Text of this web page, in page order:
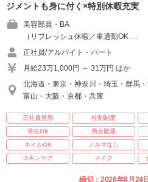
ジメントも身に付く×特別休暇充実
美容部員・BA
（リフレッシュ休暇／車通勤OK …
正社員/アルバイト・パート
月給23万1,000円 ～ 31万円 ほか
北海道・東京・神奈川・埼玉・群馬・
富山・大阪・京都・兵庫
正社員登用 社割制度
学生OK
男女歓迎
ネイルOK
ノルマなし
スキンケア
メイク
締切：2026年8月24